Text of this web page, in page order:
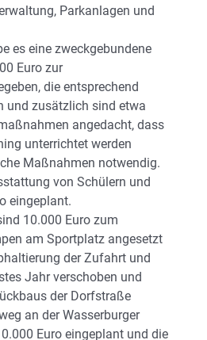
Parkanlagen und
es eine zweckgebundene
Euro zur
die entsprechend
und zusätzlich sind etwa
angedacht, dass
unterrichtet werden
Maßnahmen notwendig.
von Schülern und
eingeplant.
10.000 Euro zum
am Sportplatz angesetzt
der Zufahrt und
Jahr verschoben und
der Dorfstraße
an der Wasserburger
Euro eingeplant und die